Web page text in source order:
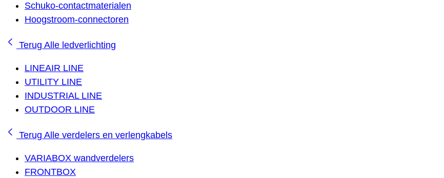
Schuko-contactmaterialen
Hoogstroom-connectoren
Terug Alle ledverlichting
LINEAIR LINE
UTILITY LINE
INDUSTRIAL LINE
OUTDOOR LINE
Terug Alle verdelers en verlengkabels
VARIABOX wandverdelers
FRONTBOX